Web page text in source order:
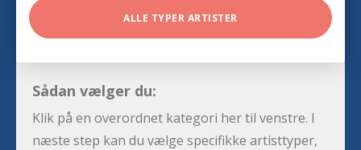
ALLE TYPER ARTISTER
Sådan vælger du:
Klik på en overordnet kategori her til venstre. I
næste step kan du vælge specifikke artisttyper,